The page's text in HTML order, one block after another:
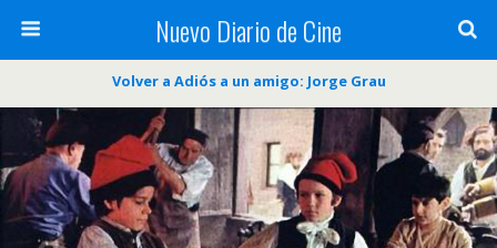
Nuevo Diario de Cine
Volver a Adiós a un amigo: Jorge Grau